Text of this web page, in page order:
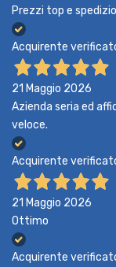
Prezzi top e
Acquirente
21 Maggio 2026
Azienda seria ed
veloce.
Acquirente
21 Maggio 2026
Ottimo
Acquirente